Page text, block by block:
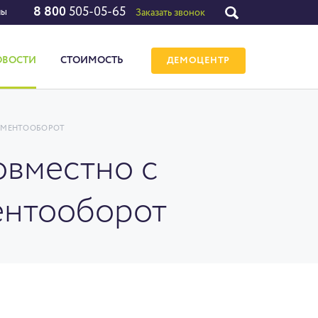
8 800 505-05-65 Заказать звонок
СТОИМОСТЬ ДЕМОЦЕНТР
с